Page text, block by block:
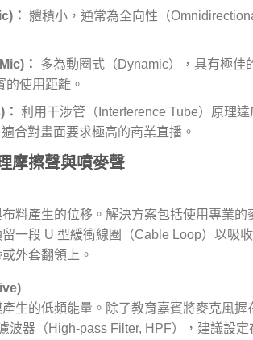
：
體積小，通常為全向性（
：
多為動圈式（Dynamic），具有極佳
使用距離。
利用干涉管（Interference Tube）原理
適合對畫面要求極高的商業直播。
摩擦聲與噴麥聲
料產生的位移。解決方案包括使用專業
一段 U 型緩衝線圈（Cable Loop）以吸
外套翻領上。
生的低頻能量。除了教育嘉賓將麥克風
波器（High-pass Filter, HPF），建議設